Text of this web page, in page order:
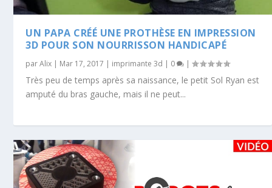
UN PAPA CRÉÉ UNE PROTHÈSE EN IMPRESSION
3D POUR SON NOURRISSON HANDICAPÉ
parAlix | Mar 17, 2017 | imprimante 3d | 0 |
Très peu de temps après sa naissance, le petit Sol Ryan est
amputé du bras gauche, mais il ne peut...